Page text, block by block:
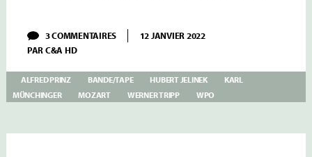
3 COMMENTAIRES SUR
MÜNCHINGER
–
CONCERTO
K622
12 JANVIER 2022
PAR C&A HD
ALFRED PRINZ BANDE/TAPE HUBERT JELINEK
KARL
MÜNCHINGER
MOZART WERNER TRIPP WPO